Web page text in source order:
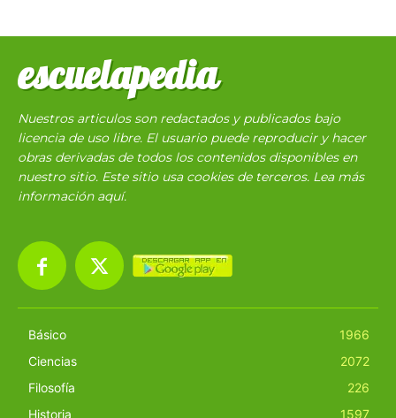
escuelapedia
Nuestros articulos son redactados y publicados bajo
licencia de uso libre. El usuario puede reproducir y hacer
obras derivadas de todos los contenidos disponibles en
nuestro sitio. Este sitio usa cookies de terceros. Lea más
información aquí.
Básico
1966
Ciencias
2072
Filosofía
226
Historia
1597